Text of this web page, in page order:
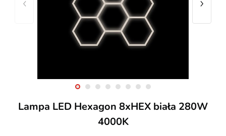
Lampa LED Hexagon 8xHEX biała 280W
4000K